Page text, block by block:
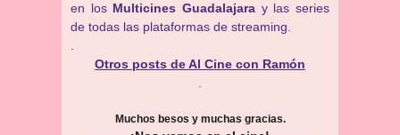
en los Multicines Guadalajara y las series
de todas las plataformas de streaming.
Otros posts de Al Cine con Ramón
Muchos besos y muchas gracias.